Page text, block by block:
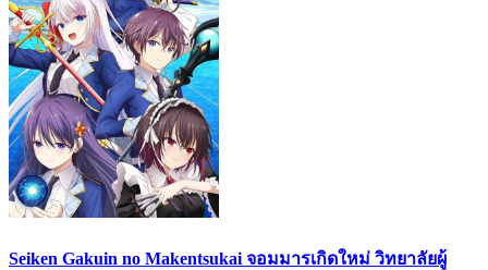
Seiken Gakuin no Makentsukai จอมมารเกิดใหม่ วิทยาลัยผู้